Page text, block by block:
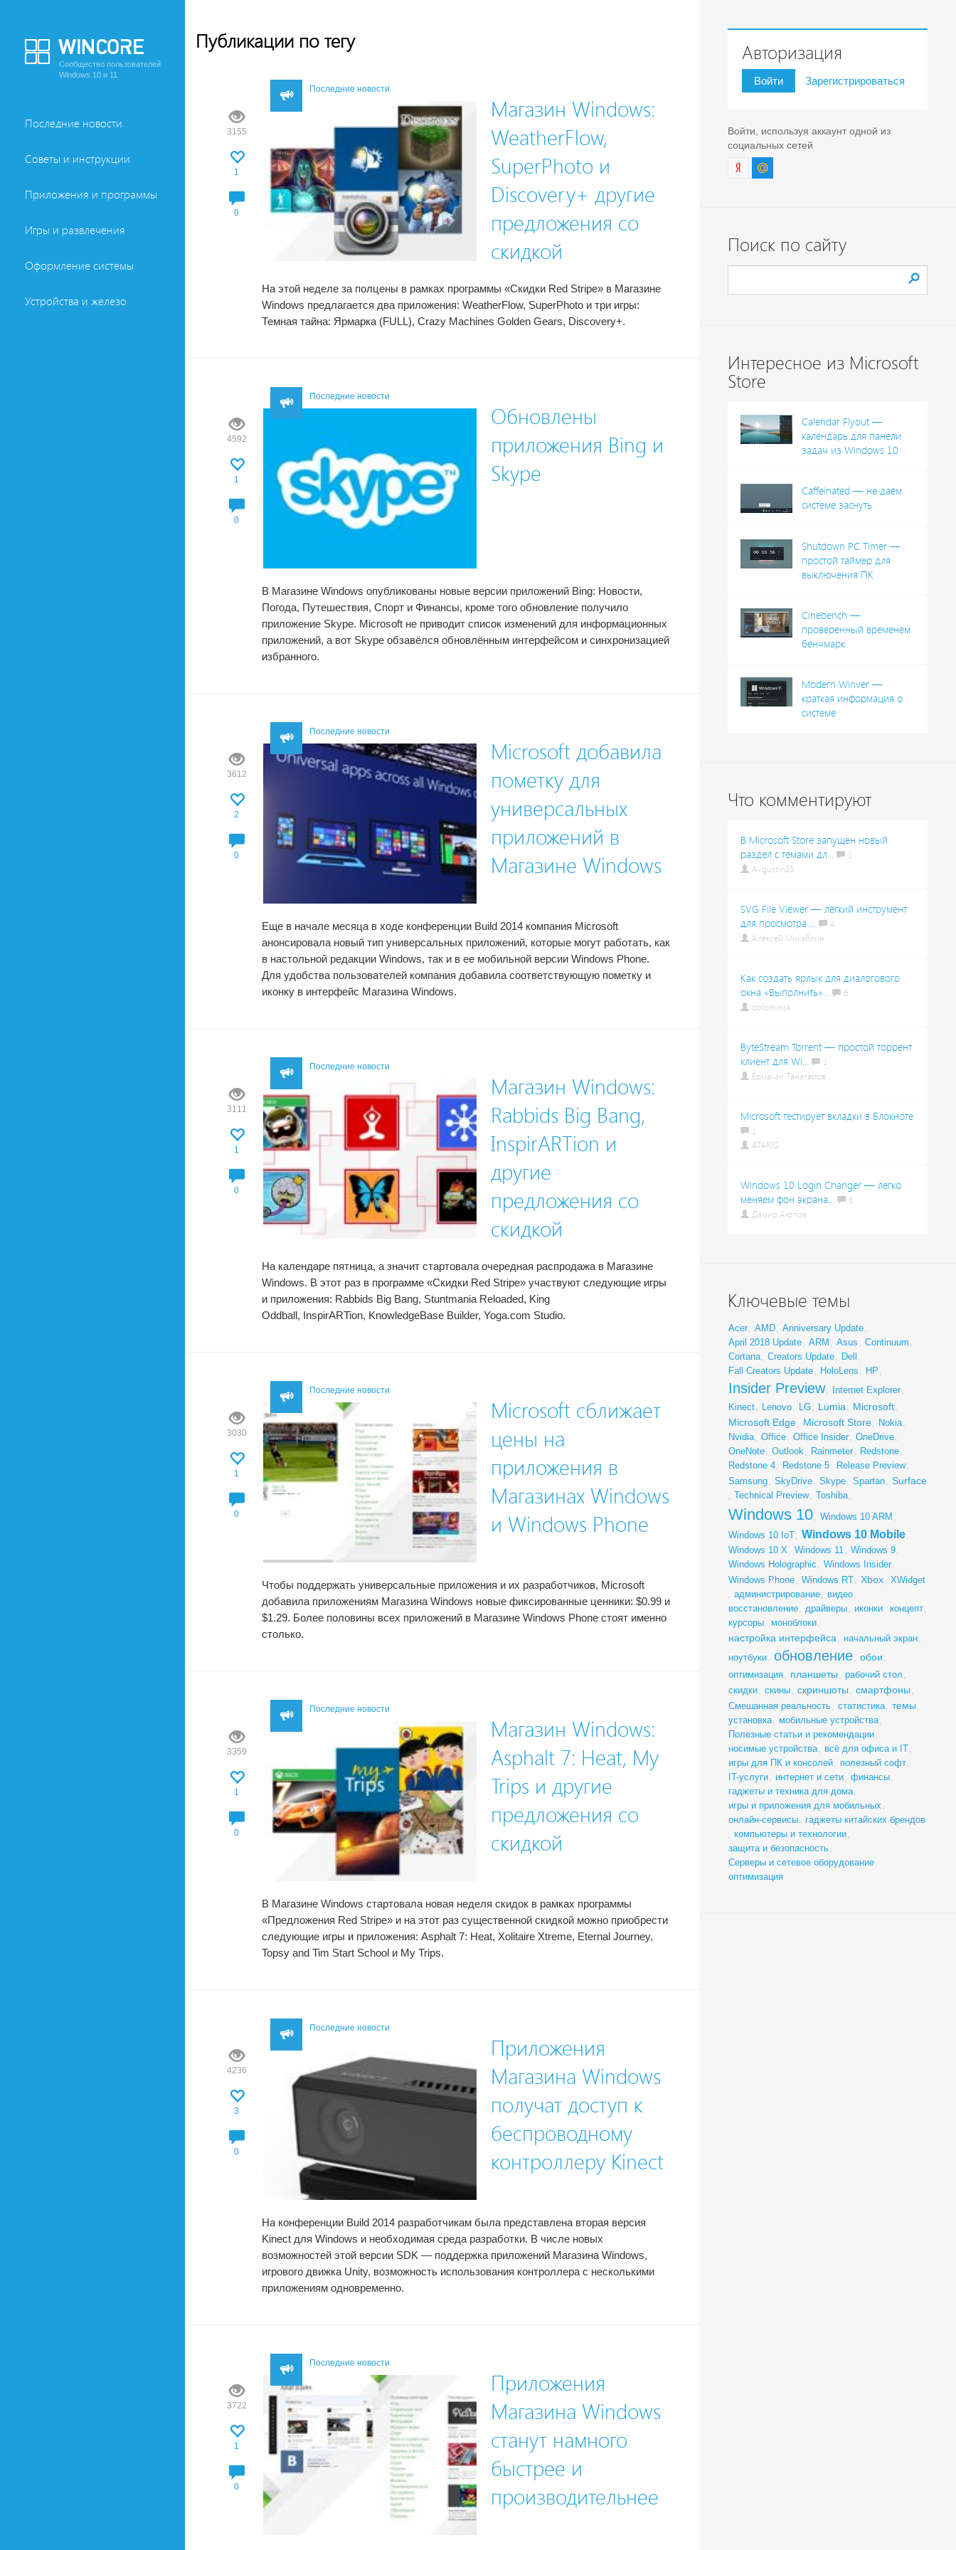
Сообщество пользователей
Windows 10 и 11
Последние новости
Советы и инструкции
Приложения и программы
Игры и развлечения
Оформление системы
Устройства и железо
Публикации по тегу
3155
1
0
Последние новости
Магазин Windows:
WeatherFlow,
SuperPhoto и
Discovery+ другие
предложения со
скидкой
На этой неделе за полцены в рамках программы «Скидки Red Stripe» в Магазине
Windows предлагается два приложения: WeatherFlow, SuperPhoto и три игры:
Темная тайна: Ярмарка (FULL), Crazy Machines Golden Gears, Discovery+.
4592
1
0
Последние новости
Обновлены
приложения Bing и
Skype
В Магазине Windows опубликованы новые версии приложений Bing: Новости,
Погода, Путешествия, Спорт и Финансы, кроме того обновление получило
приложение Skype. Microsoft не приводит список изменений для информационных
приложений, а вот Skype обзавёлся обновлённым интерфейсом и синхронизацией
избранного.
3612
2
0
Последние новости
Microsoft добавила
пометку для
универсальных
приложений в
Магазине Windows
Еще в начале месяца в ходе конференции Build 2014 компания Microsoft
анонсировала новый тип универсальных приложений, которые могут работать, как
в настольной редакции Windows, так и в ее мобильной версии Windows Phone.
Для удобства пользователей компания добавила соответствующую пометку и
иконку в интерфейс Магазина Windows.
3111
1
0
Последние новости
Магазин Windows:
Rabbids Big Bang,
InspirARTion и
другие
предложения со
скидкой
На календаре пятница, а значит стартовала очередная распродажа в Магазине
Windows. В этот раз в программе «Скидки Red Stripe» участвуют следующие игры
и приложения: Rabbids Big Bang, Stuntmania Reloaded, King
Oddball, InspirARTion, KnowledgeBase Builder, Yoga.com Studio.
3030
1
0
Последние новости
Microsoft сближает
цены на
приложения в
Магазинах Windows
и Windows Phone
Чтобы поддержать универсальные приложения и их разработчиков, Microsoft
добавила приложениям Магазина Windows новые фиксированные ценники: $0.99 и
$1.29. Более половины всех приложений в Магазине Windows Phone стоят именно
столько.
3359
1
0
Последние новости
Магазин Windows:
Asphalt 7: Heat, My
Trips и другие
предложения со
скидкой
В Магазине Windows стартовала новая неделя скидок в рамках программы
«Предложения Red Stripe» и на этот раз существенной скидкой можно приобрести
следующие игры и приложения: Asphalt 7: Heat, Xolitaire Xtreme, Eternal Journey,
Topsy and Tim Start School и My Trips.
4236
3
0
Последние новости
Приложения
Магазина Windows
получат доступ к
беспроводному
контроллеру Kinect
На конференции Build 2014 разработчикам была представлена вторая версия
Kinect для Windows и необходимая среда разработки. В числе новых
возможностей этой версии SDK — поддержка приложений Магазина Windows,
игрового движка Unity, возможность использования контроллера с несколькими
приложениям одновременно.
3722
1
0
Последние новости
Приложения
Магазина Windows
станут намного
быстрее и
производительнее
Авторизация
Войти Зарегистрироваться
Войти, используя аккаунт одной из
социальных сетей
Поиск по сайту
Интересное из Microsoft
Store
Calendar Flyout —
календарь для панели
задач из Windows 10
Caffeinated — не даём
системе заснуть
Shutdown PC Timer —
простой таймер для
выключения ПК
Cinebench —
проверенный временем
бенчмарк
Modern Winver —
краткая информация о
системе
Что комментируют
В Microsoft Store запущен новый
раздел с темами дл...
1
Avgustin85
SVG File Viewer — лёгкий инструмент
для просмотра ...
4
Алексей Михайлин
Как создать ярлык для диалогового
окна «Выполнить»...
6
oblominsk
ByteStream Torrent — простой торрент
клиент для Wi...
1
Ермахан Танатаров
Microsoft тестирует вкладки в Блокноте
1
ATARIG
Windows 10 Login Changer — легко
меняем фон экрана...
6
Дамир Аюпов
Ключевые темы
Acer, AMD, Anniversary Update,
April 2018 Update, ARM , Asus , Continuum ,
Cortana, Creators Update, Dell ,
Fall Creators Update, HoloLens , HP ,
Insider Preview, Internet Explorer,
Kinect, Lenovo, LG, Lumia, Microsoft,
Microsoft Edge, Microsoft Store, Nokia,
Nvidia, Office, Office Insider, OneDrive,
OneNote, Outlook, Rainmeter, Redstone,
Redstone 4, Redstone 5, Release Preview,
Samsung, SkyDrive, Skype, Spartan, Surface
, Technical Preview, Toshiba,
Windows 10, Windows 10 ARM ,
Windows 10 IoT, Windows 10 Mobile,
Windows 10 X, Windows 11, Windows 9,
Windows Holographic , Windows Insider,
Windows Phone, Windows RT, Xbox, XWidget
, администрирование, видео,
восстановление, драйверы, иконки, концепт,
курсоры, моноблоки,
настройка интерфейса, начальный экран,
ноутбуки, обновление, обои ,
оптимизация, планшеты , рабочий стол ,
скидки, скины, скриншоты , смартфоны ,
Смешанная реальность, статистика, темы ,
установка, мобильные устройства,
Полезные статьи и рекомендации,
носимые устройства, всё для офиса и IT,
игры для ПК и консолей, полезный софт,
IT-услуги, интернет и сети, финансы,
гаджеты и техника для дома,
игры и приложения для мобильных ,
онлайн-сервисы, гаджеты китайских брендов
, компьютеры и технологии,
защита и безопасность,
Серверы и сетевое оборудование,
оптимизация